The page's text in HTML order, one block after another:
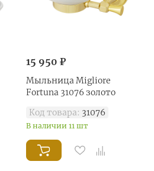
15 950 ₽
Мыльница Migliore
Fortuna 31076 золото
Код товара: 31076
В наличии 11 шт